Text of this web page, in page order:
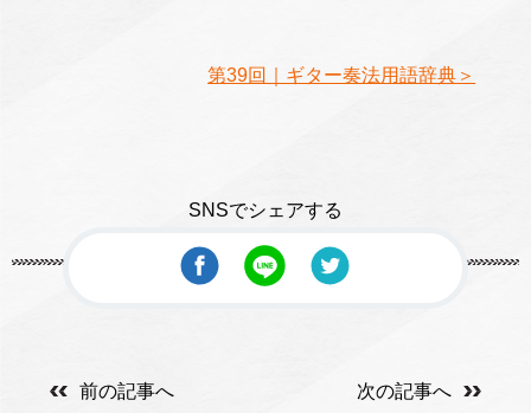
第39回｜ギター奏法用語辞典＞
SNSでシェアする
前の記事へ 次の記事へ